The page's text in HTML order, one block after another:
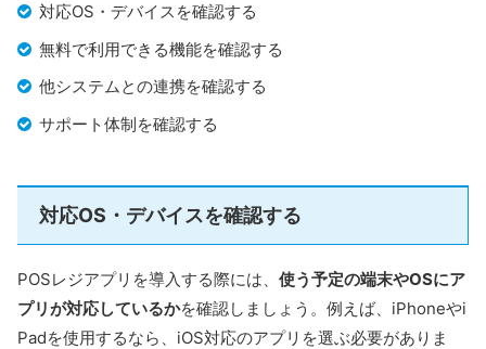
主な機能
免税対応
軽減税率対応
スタッフ管理
売上分析（無料期間は72時間）
運営会社 株式会社ユビレジ
は、さまざまな業種に対応できる多機能なPOS
対応OS・デバイスを確認する
無料で利用できる機能を確認する
他システムとの連携を確認する
サポート体制を確認する
対応OS・デバイスを確認する
POSレジアプリを導入する際には、 使う予定の端末やOSにア
プリが対応しているかを確認しましょう。例えば、iPhoneやi
Padを使用するなら、iOS対応のアプリを選ぶ必要がありま